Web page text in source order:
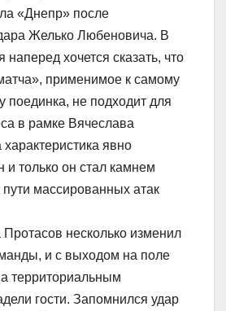
«Днепр» после
Желько Любеновича. В
наперед хочется сказать, что
применимое к самому
поединка, не подходит для
в рамке Вячеслава
характеристика явно
и только он стал камнем
пути массированных атак
несколько изменил
и с выходом на поле
территориальным
гости. Запомнился удар